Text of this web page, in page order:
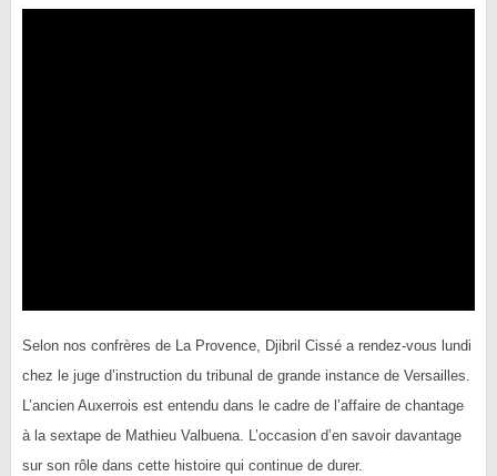
Selon nos confrères de La Provence, Djibril Cissé a rendez-vous lundi
chez le juge d’instruction du tribunal de grande instance de Versailles.
L’ancien Auxerrois est entendu dans le cadre de l’affaire de chantage
à la sextape de Mathieu Valbuena. L’occasion d’en savoir davantage
sur son rôle dans cette histoire qui continue de durer.